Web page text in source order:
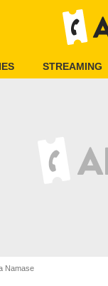
STREAMING
Namase